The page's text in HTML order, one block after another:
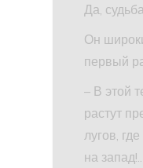
Да,
Он
первый
– В этой
растут
лугов,
на запад!..